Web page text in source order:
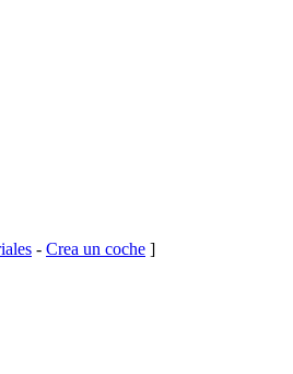
- Crea un coche ]